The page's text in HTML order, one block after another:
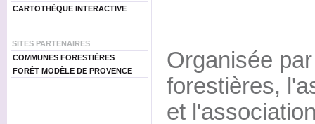
CARTOTHÈQUE INTERACTIVE
SITES PARTENAIRES
COMMUNES FORESTIÈRES
FORÊT MODÈLE DE PROVENCE
Organisée
forestières,
et